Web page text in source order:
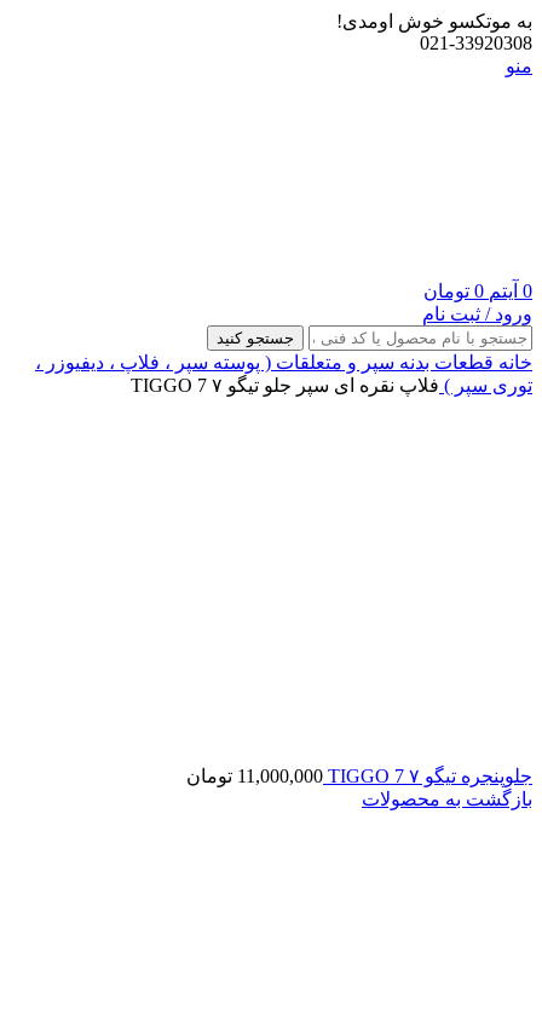
به موتکسو خوش اومدی!
021-33920308
منو
0 آیتم 0 تومان
ورود / ثبت نام
جستجو کنید
خانه قطعات بدنه سپر و متعلقات ( پوسته سپر ، فلاپ ، دیفیوزر ،
توری سپر ) فلاپ نقره ای سپر جلو تیگو ۷ TIGGO 7
جلوپنجره تیگو ۷ TIGGO 7 11,000,000 تومان
بازگشت به محصولات